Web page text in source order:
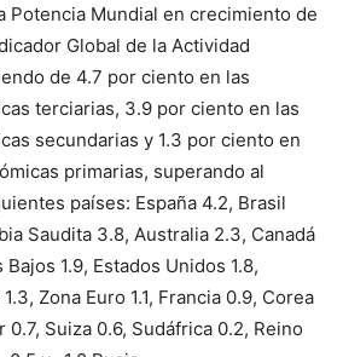
Potencia Mundial en crecimiento de
Global de la Actividad
de 4.7 por ciento en las
terciarias, 3.9 por ciento en las
secundarias y 1.3 por ciento en
primarias, superando al
países: España 4.2, Brasil
Saudita 3.8, Australia 2.3, Canadá
Bajos 1.9, Estados Unidos 1.8,
Zona Euro 1.1, Francia 0.9, Corea
Suiza 0.6, Sudáfrica 0.2, Reino